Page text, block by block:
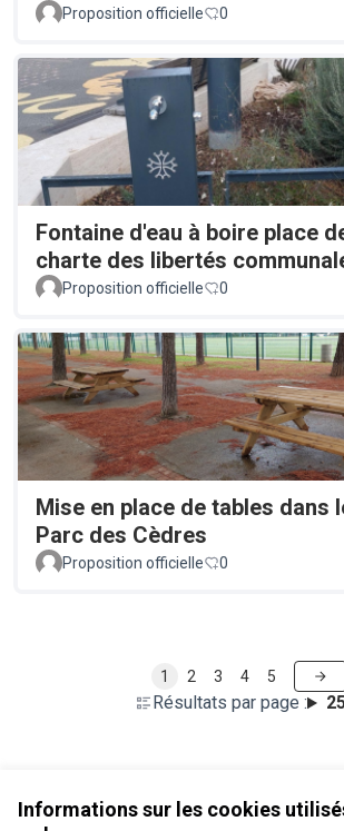
Informations sur les cookies
Proposition officielle 0
Fontaine d'eau à boire place
charte des libertés
Proposition officielle 0
Mise en place de tables dans
Parc des Cèdres
Proposition officielle 0
Résultats par page :
1 2 3 4 5